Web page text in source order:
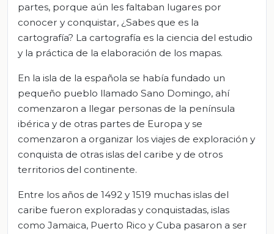
partes, porque aún les faltaban lugares por
conocer y conquistar, ¿Sabes que es la
cartografía? La cartografía es la ciencia del estudio
y la práctica de la elaboración de los mapas.
En la isla de la española se había fundado un
pequeño pueblo llamado Sano Domingo, ahí
comenzaron a llegar personas de la península
ibérica y de otras partes de Europa y se
comenzaron a organizar los viajes de exploración y
conquista de otras islas del caribe y de otros
territorios del continente.
Entre los años de 1492 y 1519 muchas islas del
caribe fueron exploradas y conquistadas, islas
como Jamaica, Puerto Rico y Cuba pasaron a ser